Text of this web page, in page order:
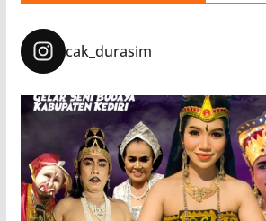
cak_durasim